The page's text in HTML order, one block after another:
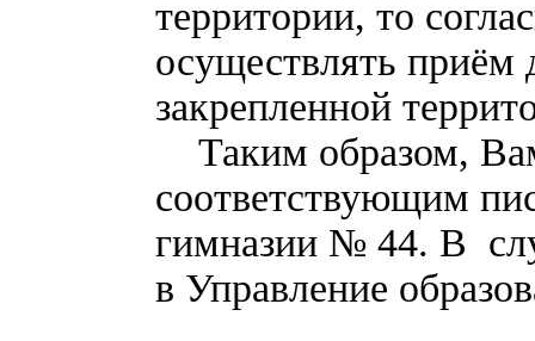
территории, то
осуществлять приём
закрепленной
Таким образом,
соответствующим
гимназии № 44. В
в Управление